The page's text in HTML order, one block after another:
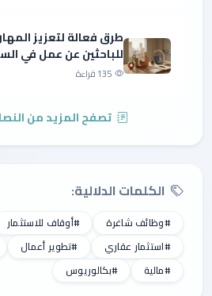
طرق فعالة لتعزيز
للباحثين عن عمل في
135 قراءة
تصفح المزيد من
الكلمات الدلالية:
#وظائف شاغرة #أوقاف للاستثمار
#استثمار عقاري
#تطوير أعمال
#مالية
#بكالوريوس